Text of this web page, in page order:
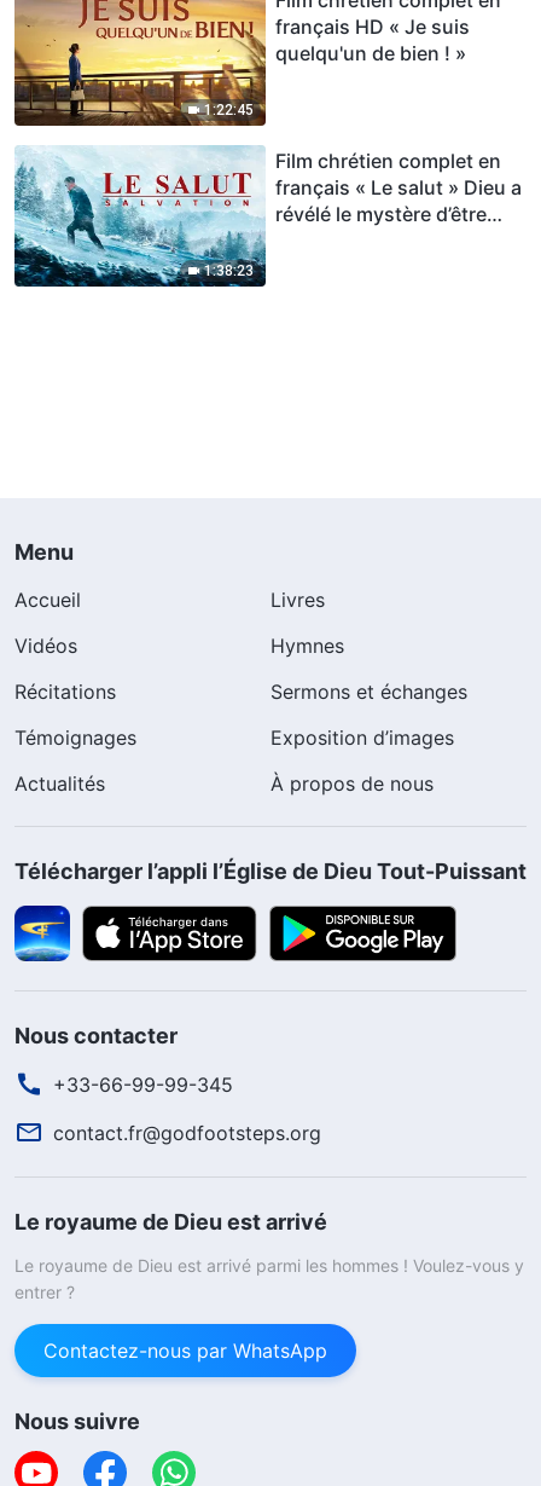
1:22:45
français HD « Je suis
quelqu'un de bien ! »
1:38:23
Film chrétien complet en
français « Le salut » Dieu a
révélé le mystère d’être
Menu
Accueil
Livres
Vidéos
Hymnes
Récitations
Sermons et échanges
Témoignages
Exposition d’images
Actualités
À propos de nous
Télécharger l’appli l’Église de Dieu Tout-Puissant
Nous contacter
+33-66-99-99-345
contact.fr@godfootsteps.org
Le royaume de Dieu est arrivé
Le royaume de Dieu est arrivé parmi les hommes ! Voulez-vous y
entrer ?
Contactez-nous par WhatsApp
Nous suivre